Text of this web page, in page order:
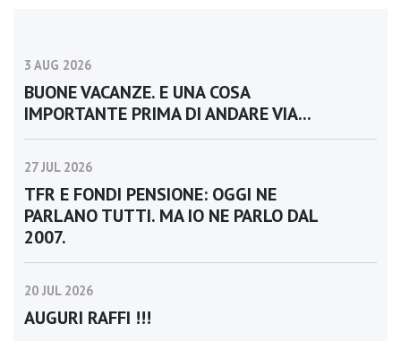
3 AUG 2026
BUONE VACANZE. E UNA COSA
IMPORTANTE PRIMA DI ANDARE VIA...
27 JUL 2026
TFR E FONDI PENSIONE: OGGI NE
PARLANO TUTTI. MA IO NE PARLO DAL
2007.
20 JUL 2026
AUGURI RAFFI !!!